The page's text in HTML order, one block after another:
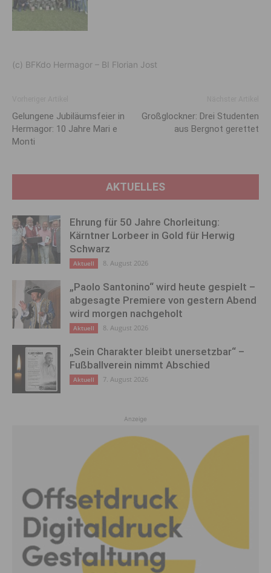
(c) BFKdo Hermagor – BI Florian Jost
Gelungene Jubiläumsfeier in
Hermagor: 10 Jahre Mari e
Monti
Großglockner: Drei Studenten
aus Bergnot gerettet
AKTUELLES
Ehrung für 50 Jahre Chorleitung:
Kärntner Lorbeer in Gold für Herwig
Schwarz
Aktuell 8. August 2026
„Paolo Santonino“ wird heute gespielt –
abgesagte Premiere von gestern Abend
wird morgen nachgeholt
Aktuell 8. August 2026
„Sein Charakter bleibt unersetzbar“ –
Fußballverein nimmt Abschied
Aktuell 7. August 2026
Anzeige